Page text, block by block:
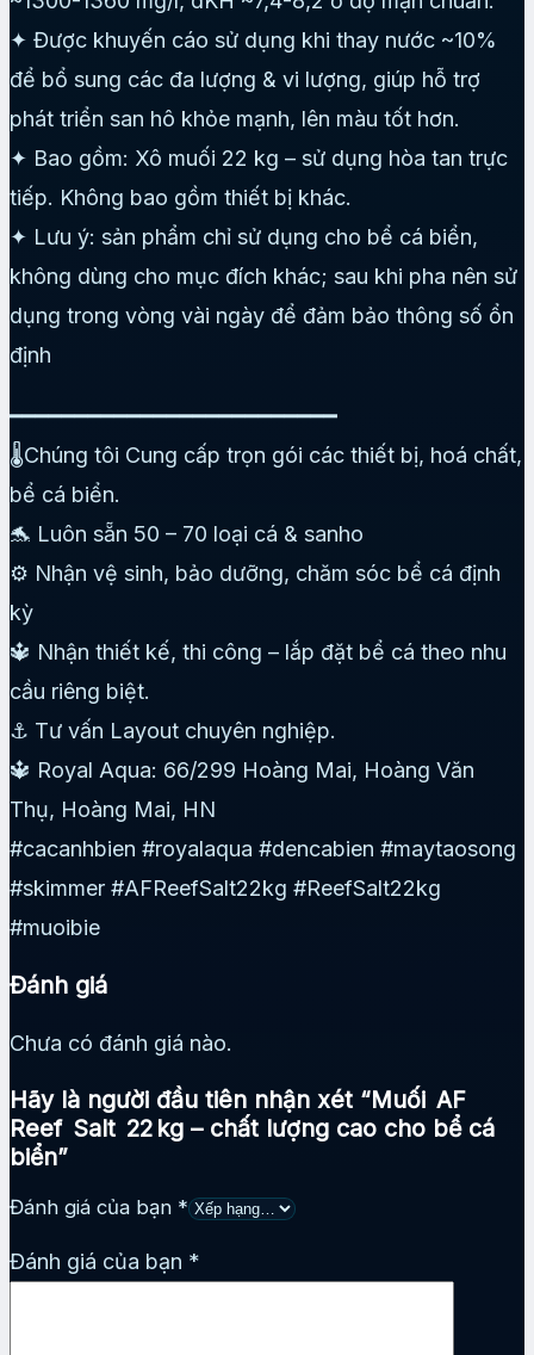
✦ Được khuyến cáo sử dụng khi thay nước ~10%
để bổ sung các đa lượng & vi lượng, giúp hỗ trợ
phát triển san hô khỏe mạnh, lên màu tốt hơn.
✦ Bao gồm: Xô muối 22 kg – sử dụng hòa tan trực
tiếp. Không bao gồm thiết bị khác.
✦ Lưu ý: sản phẩm chỉ sử dụng cho bể cá biển,
không dùng cho mục đích khác; sau khi pha nên sử
dụng trong vòng vài ngày để đảm bảo thông số ổn
định
━━━━━━━━━━━━━━━━━━━━━━━━━
🌡️Chúng tôi Cung cấp trọn gói các thiết bị, hoá chất,
bể cá biển.
🐬 Luôn sẵn 50 – 70 loại cá & sanho
⚙️ Nhận vệ sinh, bảo dưỡng, chăm sóc bể cá định
kỳ
🔱 Nhận thiết kế, thi công – lắp đặt bể cá theo nhu
cầu riêng biệt.
⚓️ Tư vấn Layout chuyên nghiệp.
🔱 Royal Aqua: 66/299 Hoàng Mai, Hoàng Văn
Thụ, Hoàng Mai, HN
#cacanhbien #royalaqua #dencabien #maytaosong
#skimmer #AFReefSalt22kg #ReefSalt22kg
#muoibie
Đánh giá
Chưa có đánh giá nào.
Hãy là người đầu tiên nhận xét “Muối AF
Reef Salt 22 kg – chất lượng cao cho bể cá
biển”
Đánh giá của bạn *
Đánh giá của bạn *